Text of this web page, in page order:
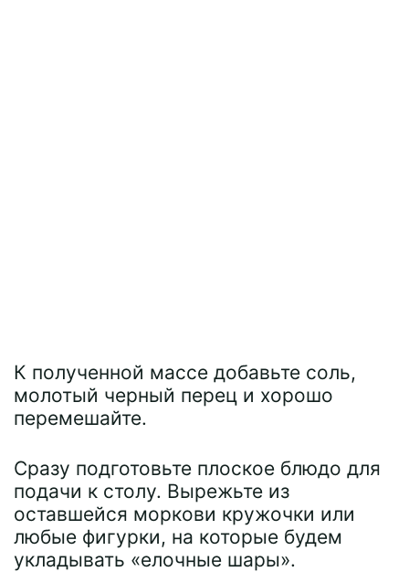
К полученной массе добавьте соль,
молотый черный перец и хорошо
перемешайте.
Сразу подготовьте плоское блюдо для
подачи к столу. Вырежьте из
оставшейся моркови кружочки или
любые фигурки, на которые будем
укладывать «елочные шары».